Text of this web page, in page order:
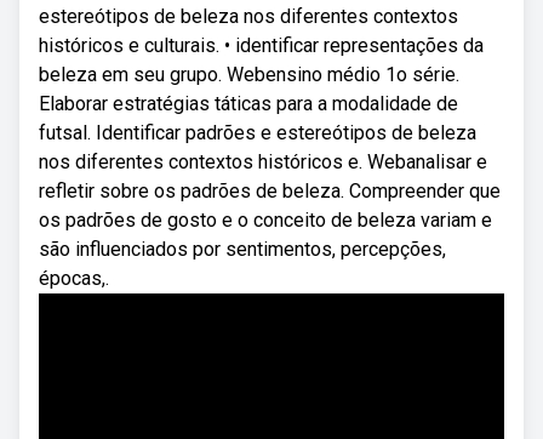
estereótipos de beleza nos diferentes contextos
históricos e culturais. • identificar representações da
beleza em seu grupo. Webensino médio 1o série.
Elaborar estratégias táticas para a modalidade de
futsal. Identificar padrões e estereótipos de beleza
nos diferentes contextos históricos e. Webanalisar e
refletir sobre os padrões de beleza. Compreender que
os padrões de gosto e o conceito de beleza variam e
são influenciados por sentimentos, percepções,
épocas,.